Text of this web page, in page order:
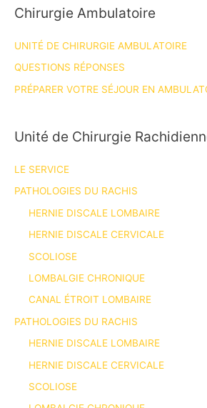
Chirurgie Ambulatoire
UNITÉ DE CHIRURGIE AMBULATOIRE
QUESTIONS RÉPONSES
PRÉPARER VOTRE SÉJOUR EN
Unité de Chirurgie
LE SERVICE
PATHOLOGIES DU RACHIS
HERNIE DISCALE LOMBAIRE
HERNIE DISCALE CERVICALE
SCOLIOSE
LOMBALGIE CHRONIQUE
CANAL ÉTROIT LOMBAIRE
PATHOLOGIES DU RACHIS
HERNIE DISCALE LOMBAIRE
HERNIE DISCALE CERVICALE
SCOLIOSE